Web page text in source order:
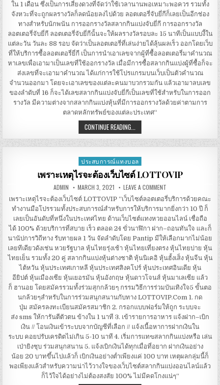
ใน 1 เดือน ซึ่งเป็นการเสี่ยงดวงที่จัดว่าใช้เวลานานพอเหมาะพอควร รวมทั้ง
จังหวะที่จะถูกผลรางวัลก็ลดน้อยลงไปด้วย ลอตเตอรี่จับยี่กีก็เลยเป็นอีกช่อง
ทางสำหรับนักพนัน การออกรางวัลสลากกินแบ่งจับยี่กี การออกรางวัล
ลอตเตอรี่จับยี่กี ลอตเตอรี่จับยี่กีนั้นจะให้ผลรางวัลรอบละ 15 นาทีเป็นแบบงี้ใน
แต่ละวัน วันละ 88 รอบ จัดว่าเป็นลอตเตอรี่ที่เล่นง่ายได้ลุ้นผลเร็ว ออกโดยเว็บ
ที่ให้บริการซื้อลอตเตอรี่ยี่กี เป็นการนำเอาเลขจากผู้ที่ซื้อลอตเตอรี่มาคำนวณ
หาเลขเพื่อเอามาเป็นเลขที่ใช้ออกรางวัล เมื่อมีการซื้อสลากกินแบ่งผู้ที่ซื้อก็จะ
ส่งเลขที่จะเอามาคำนวณ ได้แก่การใช้โปรแกรมบนเว็บเป็นตัวคำนวณ
จำนวนออกมา โดยจะเอาเลขของแต่ละคนมาบวกรวมกัน แล้วเอามาลบเลข
ของลำดับที่ 16 ก็จะได้เลขสลากกินแบ่งจับยี่กีเป็นเลขที่ใช้สำหรับในการออก
รางวัล มีความต่างจากสลากกินแบ่งหุ้นที่มีการออกรางวัลด้วยค่าตามการ
ตลาดหลักทรัพย์ของแต่ละประเทศ“
CONTINUE READING...
ยี่
กี
ออนไลน์
ก็
การ
ออก
รางวัล
Posted
in
ประสบการณ์แทงบอล
เพราะเหตุไรจะต้องเว็บไซต์ LOTTOVIP
AUTHOR:
ADMIN PUBLISHED
DATE:
MARCH 3, 2021 LEAVE A COMMENT
เหตุ
ไร
จะ
ต้อง
เว็บไซต์ LOTTOVIP
เพราะเหตุไรจะต้องเว็บไซต์ LOTTOVIP “เว็บไซต์ลอตเตอรี่บริการด้วยคณะ
ทำงานมือโปรรวมทั้งประสบการณ์สำหรับการให้บริการมากยิ่งกว่า 10 ปี ก็
เลยเป็นอันดับที่หนึ่งในประเทศไทย ด้านเว็บไซต์แทงหวยออนไลน์ เชื่อถือ
ได้ 100% ด้วยบริการที่สบาย เร็ว ตลอด 24 ขั่วนาฬิกา ฝาก–ถอนทันใจ และก็
นานัปการวิถีทาง รับทายผล 1 วัน จัดลำดับโดย Pantip มีให้เลือกมากไม่น้อย
เลยทีเดียวดังเช่น หวยรัฐบาล หุ้นไทยรุ่งเช้า หุ้นไทยเที่ยงตรง หุ้นไทยบ่าย หุ้น
ไทยเย็น รวมทั้ง 20 คู่ สลากกินแบ่งหุ้นต่างชาติ หุ้นนิเคอิ หุ้นฮั้งเส็ง หุ้นจีน หุ้น
ไต้หวัน หุ้นประเทศเกาหลี หุ้นประเทศสิงคโปร์ หุ้นประเทศอินเดีย หุ้น
อียิปต์ หุ้นเมืองเซีย หุ้นเยอรมัน หุ้นอังกฤษ หุ้นดาวโจนส์ หุ้นมาเลเซีย แล้ว
ก็ ฮานอย โดยสมัครรวมทั้งร่วมสุกกล้วยๆ กรรมวิธีการร่วมบันเทิงใจ5 ขั้นตอ
นกล้วยๆสำหรับในการร่วมสนุกสนานกับทาง LOTTOVIP.Com 1. กด
ปุ่ม สมัครลงทะเบียนสมัครสมาชิก 2. กรอกแบบฟอร์มให้ถูก ระบบจะ
ส่ง sms ให้การันตีตัวตน ข้างใน 1 นาที 3. เข้ารายการอาหาร แจ้งฝาก–เบิก
เงิน // โอนเงินเข้าระบบจากบัญชีที่เลือก // แจ้งเนื้อหาการฝากเงินใน
ระบบ คอยปรับเครดิตไม่เกิน 5-10 นาที 4. เริ่มการแทฃสลากกินแบ่งหรือ เล่น
เป่ายิงชุบ ร่วมสนุกสนาน 5. แจ้งเบิกเงินได้ทุกเมื่อที่อยาก ฝากเงินอย่าง
น้อย 20 บาทขึ้นไปแล้วก็ เบิกเงินอย่างต่ำเพียงแค่ 100 บาท เหตุผลกลุ่มนี้ก็
พอเพียงแล้วสำหรับความน่าไว้วางใจของเว็บไซต์สลากกินแบ่งออนไลน์แล้ว
ก็ไว้ใจได้อย่างไม่ต้องสงสัย 100% ไม่มีคดโกงแน่ๆ“